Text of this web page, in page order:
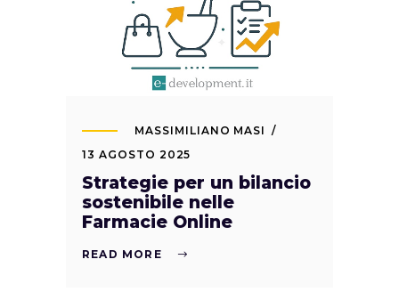
MASSIMILIANO MASI
13 AGOSTO 2025
Strategie per un bilancio
sostenibile nelle
Farmacie Online
READ MORE